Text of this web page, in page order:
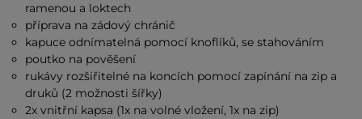
ramenou a loktech
příprava na zádový chránič
kapuce odnímatelná pomocí knoflíků, se stahováním
poutko na pověšení
rukávy rozšiřitelné na koncích pomocí zapínání na zip a
druků (2 možnosti šířky)
2x vnitřní kapsa (1x na volné vložení, 1x na zip)